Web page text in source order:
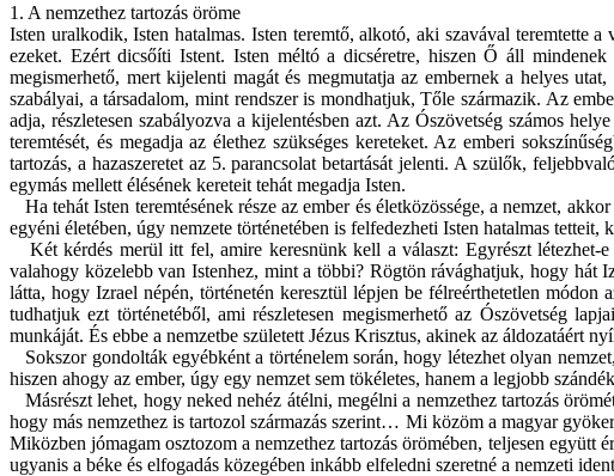
1. A nemzethez tartozás öröme
Isten uralkodik, Isten hatalmas. Isten teremtő, alkotó, aki szavával teremtette
ezeket. Ezért dicsőíti Istent. Isten méltó a dicséretre, hiszen Ő áll
megismerhető, mert kijelenti magát és megmutatja az embernek a helyes
szabályai, a társadalom, mint rendszer is mondhatjuk, Tőle származik. Az
adja, részletesen szabályozva a kijelentésben azt. Az Ószövetség számos
teremtését, és megadja az élethez szükséges kereteket. Az emberi
tartozás, a hazaszeretet az 5. parancsolat betartását jelenti. A szülők,
egymás mellett élésének kereteit tehát megadja Isten.
Ha tehát Isten teremtésének része az ember és életközössége, a nemzet,
egyéni életében, úgy nemzete történetében is felfedezheti Isten hatalmas tetteit,
Két kérdés merül itt fel, amire keresnünk kell a választ: Egyrészt létezhet-
valahogy közelebb van Istenhez, mint a többi? Rögtön rávághatjuk, hogy hát
látta, hogy Izrael népén, történetén keresztül lépjen be félreérthetetlen
tudhatjuk ezt történetéből, ami részletesen megismerhető az Ószövetség
munkáját. És ebbe a nemzetbe született Jézus Krisztus, akinek az áldozatáért
Sokszor gondolták egyébként a történelem során, hogy létezhet olyan
hiszen ahogy az ember, úgy egy nemzet sem tökéletes, hanem a legjobb
Másrészt lehet, hogy neked nehéz átélni, megélni a nemzethez tartozás
hogy más nemzethez is tartozol származás szerint… Mi közöm a magyar
Miközben jómagam osztozom a nemzethez tartozás örömében, teljesen együtt
ugyanis a béke és elfogadás közegében inkább elfeledni szeretné a nemzeti